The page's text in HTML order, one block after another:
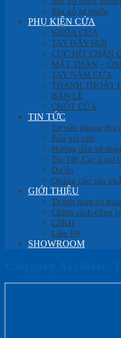
Sàn gỗ tự nhiên
PHỤ KIỆN CỬA
KHÓA CỬA
TAY ĐẨY HƠI
CỤC HÍT CHẶN
MẮT THẦN –
TAY NẮM CỬA
THANH THOÁT
BẢN LỀ
CHỐT CỬA
TIN TỨC
Tư vấn phong thủy
Báo giá cửa
Hướng dẫn sử
Tin Tức Các Loại
Dự án
Quảng cáo sản
GIỚI THIỆU
Thanh toán và
Chính sách công ty
CSKH
Liên Hệ
SHOWROOM